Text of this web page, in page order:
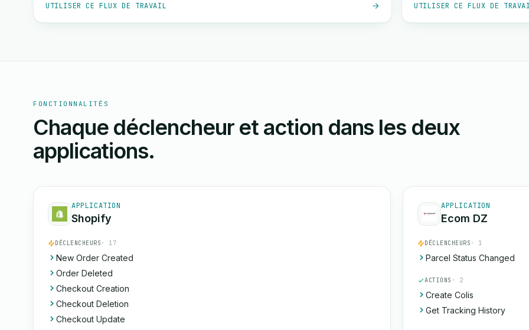
UTILISER CE FLUX DE TRAVAIL UTILISER CE FLUX DE
FONCTIONNALITÉS
Chaque déclencheur et action dans les deux
applications.
APPLICATION
Shopify
DÉCLENCHEURS · 17
New Order Created
Order Deleted
Checkout Creation
Checkout Deletion
Checkout Update
APPLICATION
Ecom DZ
DÉCLENCHEURS · 1
Parcel Status Changed
ACTIONS · 2
Create Colis
Get Tracking History